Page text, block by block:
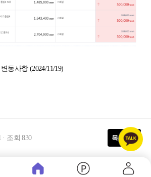
동사항 (2024/11/19)
· 조회 830 목록보기